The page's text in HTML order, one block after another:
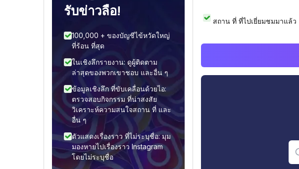
รับข่าวลือ!
100,000 + ของบัญชีไข้หวัดใหญ่
ที่ร้อน ที่สุด
ในเชิงลึกรายงาน: ดูผู้ติดตาม
ล่าสุดของพวกเขาชอบ และอื่น ๆ
ข้อมูลเชิงลึก ที่ขับเคลื่อนด้วยไอ:
ตรวจสอบกิจกรรม ที่น่าสงสัย
วิเคราะห์ความสนใจสถาน ที่ และ
อื่น ๆ
ตัวแสดงเรื่องราว ที่ไม่ระบุชื่อ: มุม
มองหายไปเรื่องราว Instagram
โดยไม่ระบุชื่อ
สถาน ที่ ที่ไปเยี่ยมชมมาแล้ว